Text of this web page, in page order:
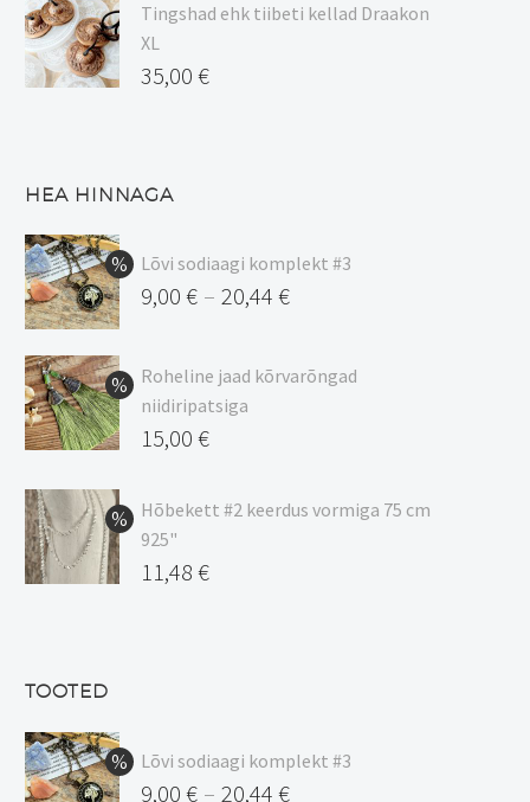
Tingshad ehk tiibeti kellad Draakon
XL
35,00 €
HEA HINNAGA
Lõvi sodiaagi komplekt #3
9,00 € – 20,44 €
9,00 €
kuni
20,44 €
Roheline jaad kõrvarõngad
niidiripatsiga
Algne
oli:
17,00 €.
15,00 €
hind
on:
15,00 €.
Hõbekett #2 keerdus vormiga 75 cm
925"
Algne
11,48 €
TOOTED
Lõvi sodiaagi komplekt #3
9,00 € – 20,44 €